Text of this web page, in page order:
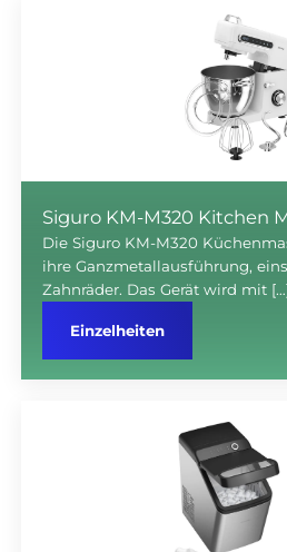
Siguro KM-M320 Kitchen
Die Siguro KM-M320
ihre Ganzmetallausführung,
Zahnräder. Das Gerät wird mit
Einzelheiten